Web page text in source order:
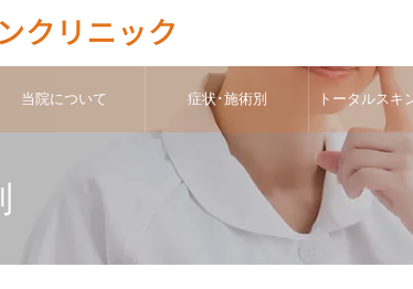
当院について 症状･施術別 トータルスキ